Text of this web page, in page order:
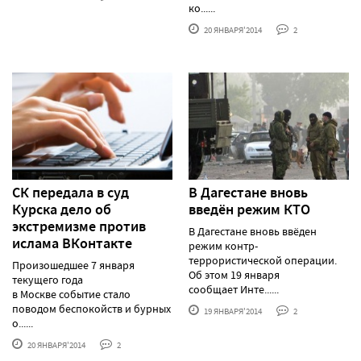
ко......
20 ЯНВАРЯ'2014 2
СК передала в суд
Курска дело об
экстремизме против
ислама ВКонтакте
Произошедшее 7 января
текущего года
в Москве событие стало
поводом беспокойств и бурных
о......
20 ЯНВАРЯ'2014 2
В Дагестане вновь
введён режим КТО
В Дагестане вновь ввёден
режим контр-
террористической операции.
Об этом 19 января
сообщает Инте......
19 ЯНВАРЯ'2014 2